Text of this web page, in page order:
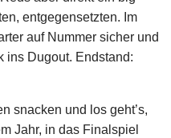
entgegensetzten. Im
auf Nummer sicher und
ins Dugout. Endstand:
snacken und los geht’s,
Jahr, in das Finalspiel